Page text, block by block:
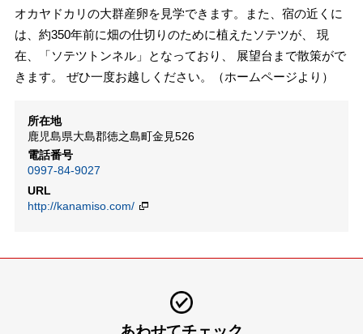
オカヤドカリの大群産卵を見学できます。また、宿の近くに
は、約350年前に畑の仕切りのために植えたソテツが、 現
在、「ソテツトンネル」となっており、 展望台まで散策がで
きます。 ぜひ一度お越しください。（ホームページより）
所在地
鹿児島県大島郡徳之島町金見526
電話番号
0997-84-9027
URL
http://kanamiso.com/